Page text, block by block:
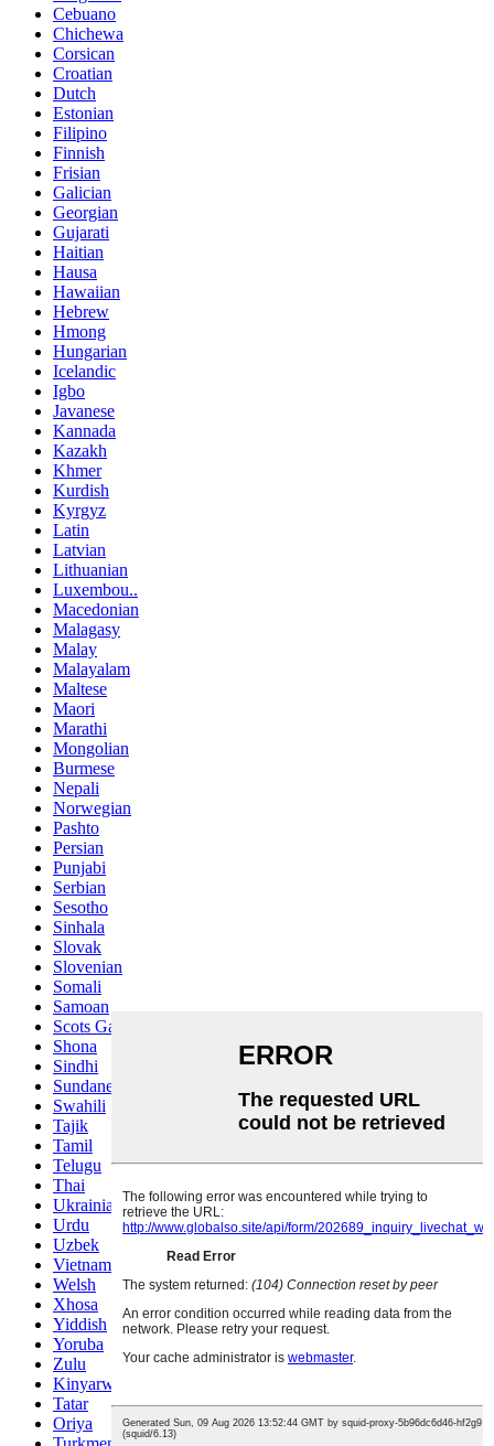
Cebuano
Chichewa
Corsican
Croatian
Dutch
Estonian
Filipino
Finnish
Frisian
Galician
Georgian
Gujarati
Haitian
Hausa
Hawaiian
Hebrew
Hmong
Hungarian
Icelandic
Igbo
Javanese
Kannada
Kazakh
Khmer
Kurdish
Kyrgyz
Latin
Latvian
Lithuanian
Luxembou..
Macedonian
Malagasy
Malay
Malayalam
Maltese
Maori
Marathi
Mongolian
Burmese
Nepali
Norwegian
Pashto
Persian
Punjabi
Serbian
Sesotho
Sinhala
Slovak
Slovenian
Somali
Samoan
Scots Gaelic
Shona
Sindhi
Sundanese
Swahili
Tajik
Tamil
Telugu
Thai
Ukrainian
Urdu
Uzbek
Vietnamese
Welsh
Xhosa
Yiddish
Yoruba
Zulu
Kinyarwanda
Tatar
Oriya